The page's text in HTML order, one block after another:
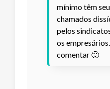
mínimo têm
chamados
pelos
os
comentar 🙂